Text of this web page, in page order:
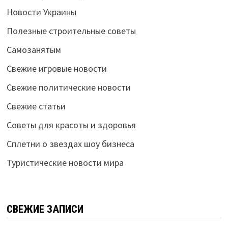
Новости Украины
Полезные строительные советы
Самозанятым
Свежие игровые новости
Свежие политические новости
Свежие статьи
Советы для красоты и здоровья
Сплетни о звездах шоу бизнеса
Туристические новости мира
СВЕЖИЕ ЗАПИСИ